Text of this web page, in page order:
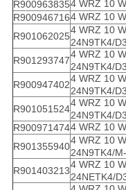
R9009638354 WRZ 10
R9009467164 WRZ 10
R901062025
4 WRZ 10
24N9TK4/
R901293747
4 WRZ 10
24N9TK4/
R900947402
4 WRZ 10
24N9TK4/
R901051524
4 WRZ 10
24N9TK4/
R9009714744 WRZ 10
R901355940
4 WRZ 10
24N9TK4/
R901403213
4 WRZ 10
24NETK4/